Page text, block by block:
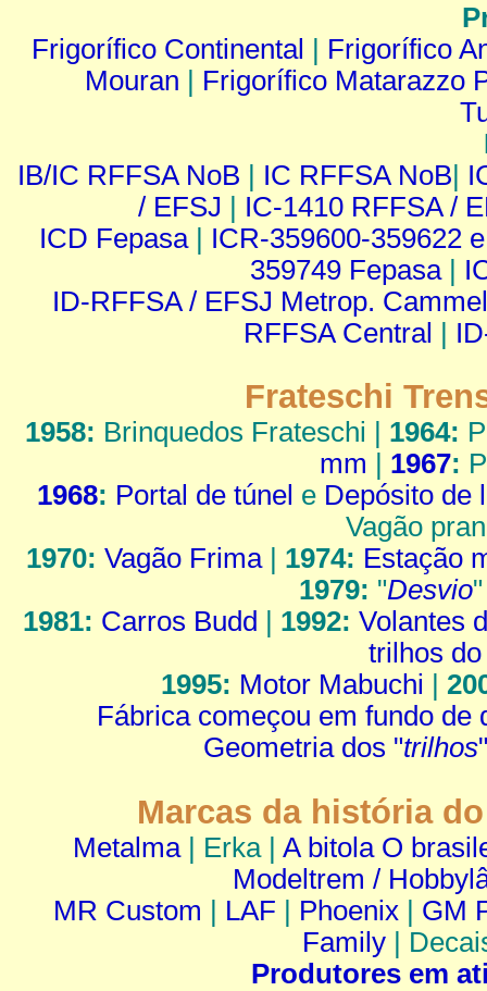
Frigorífico Continental | Frigorífico
Mouran | Frigorífico Matarazzo
IB/IC RFFSA NoB | IC RFFSA NoB|
/ EFSJ | IC-1410 RFFSA /
ICD Fepasa | ICR-359600-359622
359749 Fepasa |
ID-RFFSA / EFSJ Metrop.
RFFSA Central |
Frateschi
1958: Brinquedos Frateschi | 1964:
mm
1967:
1968: Portal de túnel e Depósito de
Vagão
1970: Vagão Frima| 1974: Estação
1979: "Desvio
1981: Carros Budd 1992: Volantes
trilhos
1995: Motor Mabuchi
Fábrica começou em fundo de
Geometria dos "trilhos
Marcas da história
Metalma| Erka | A bitola O
Modeltrem /
MR Custom
LAF Phoenix| GM
Family |
Produtores em